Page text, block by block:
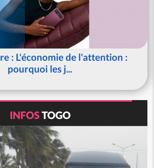
: L'économie de l'attention :
pourquoi les j...
INFOSTOGO